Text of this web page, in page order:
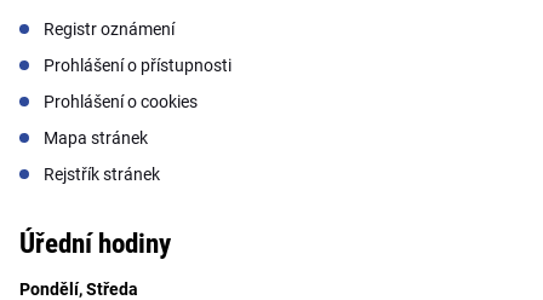
Registr oznámení
Prohlášení o přístupnosti
Prohlášení o cookies
Mapa stránek
Rejstřík stránek
Úřední hodiny
Pondělí, Středa